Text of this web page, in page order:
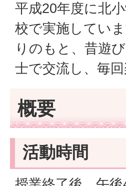
平成20年度に北
校で実施してい
りのもと、昔遊
士で交流し、毎
概要
活動時間